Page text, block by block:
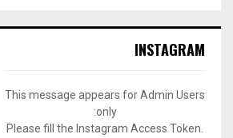
INSTAGRAM
This message appears for Admin Users
only:
Please fill the Instagram Access Token.